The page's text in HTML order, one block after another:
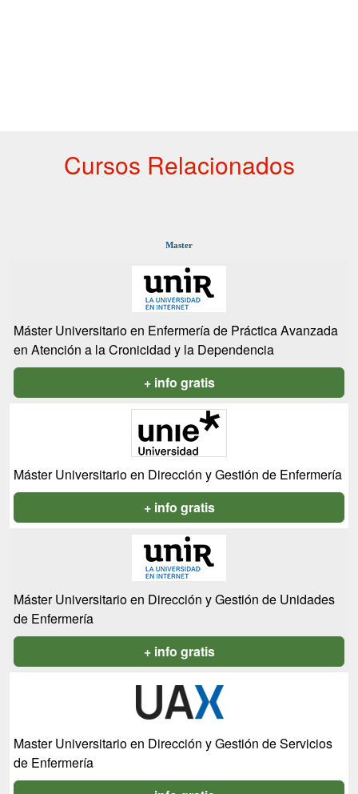
Cursos Relacionados
Master
Máster Universitario en Enfermería de Práctica Avanzada
en Atención a la Cronicidad y la Dependencia
+ info gratis
Máster Universitario en Dirección y Gestión de Enfermería
+ info gratis
Máster Universitario en Dirección y Gestión de Unidades
de Enfermería
+ info gratis
Master Universitario en Dirección y Gestión de Servicios
de Enfermería